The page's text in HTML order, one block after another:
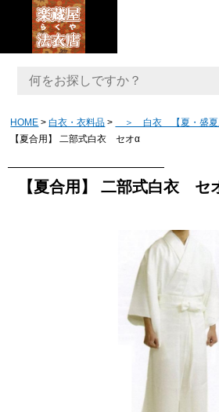
HOME 白衣・衣料品
＞ 白衣 【夏・盛夏
【夏合用】 二部式白衣 セオα
【夏合用】 二部式白衣 セ